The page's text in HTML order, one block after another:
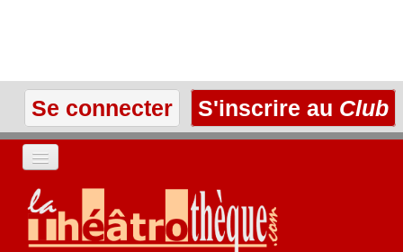
Se connecter S'inscrire au Club
ACCUEIL
LES TEXTES